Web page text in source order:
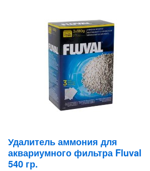
Удалитель аммония для
аквариумного фильтра Fluval
540 гр.